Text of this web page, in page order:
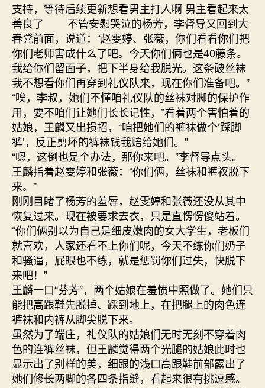
支持，等待后续更新想看男主打人啊 男主看起来太
善良了 不管安慰哭泣的杨芳，李督导又回到大
春凳前面，说道：“赵雯婷、张薇，你们看看你们把
你们老师害成什么了吧。今天你们俩也是40藤条。
我给你们留面子，把下半身给我脱光。这条破丝袜
我不想看你们再穿到礼仪队来，现在你们准备吧。”
“唉，李叔，她们不懂咱礼仪队的丝袜对脚的保护作
用，要不咱们让她们长长记性，”看着两个害怕着的
姑娘，王麟又出损招，“咱把她们的裤袜做个‘踩脚
裤’，反正剪坏的裤袜钱我赔给她们。”
“嗯，这倒也是个办法，那你来吧。”李督导点头。
王麟指着赵雯婷和张薇：“你们俩，丝袜和裤衩脱下
来。”
刚刚目睹了杨芳的羞辱，赵雯婷和张薇还没从其中
恢复过来。现在被要求去衣，只是直愣愣傻站着。
“你们俩别以为自己是细皮嫩肉的女大学生，老板们
就喜欢，人家还看不上你们呢，今天不练你们奶子
和骚逼，屁眼也不练，就是惩罚你们过失，快脱下
来吧！”
王麟一口“芬芳”，两个姑娘在羞愤中照做了。她们只
能把高跟鞋先脱掉、踩到地上，在把腿上的肉色连
裤袜和内裤从脚尖脱下来。
虽然为了端庄，礼仪队的姑娘们无时无刻不穿着肉
色的连裤丝袜，但王麟觉得两个光腿的姑娘此时也
显示出了别样的美，细跟的浅口高跟鞋前部露出了
她们修长两脚的各四条指缝，看起来很有挑逗感。